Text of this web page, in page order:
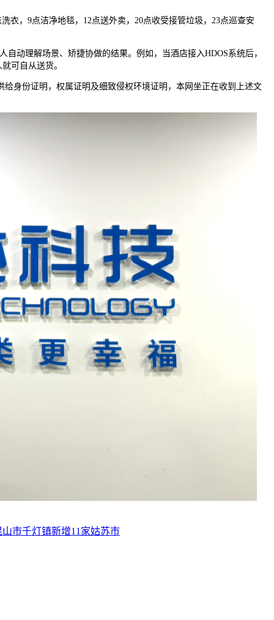
，9点洁净地毯，12点送外卖，20点收受接管垃圾，23点巡查安
理解场景、矫捷协做的结果。例如，当酒店接入HDOS系统后，
可自从送货。
份证明，权属证明及细致侵权环境证明，本网坐正在收到上述文
市千灯镇新增11家姑苏市